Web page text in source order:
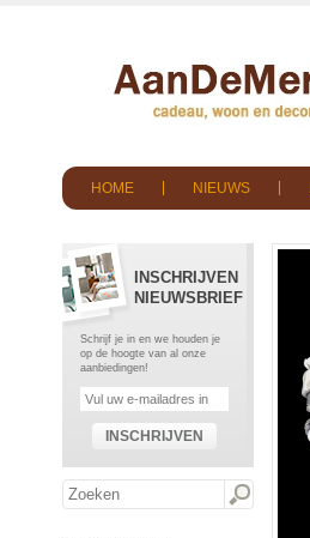
HOME NIEUWS
INSCHRIJVEN
NIEUWSBRIEF
Schrijf je in en we houden je
op de hoogte van al onze
aanbiedingen!
INSCHRIJVEN